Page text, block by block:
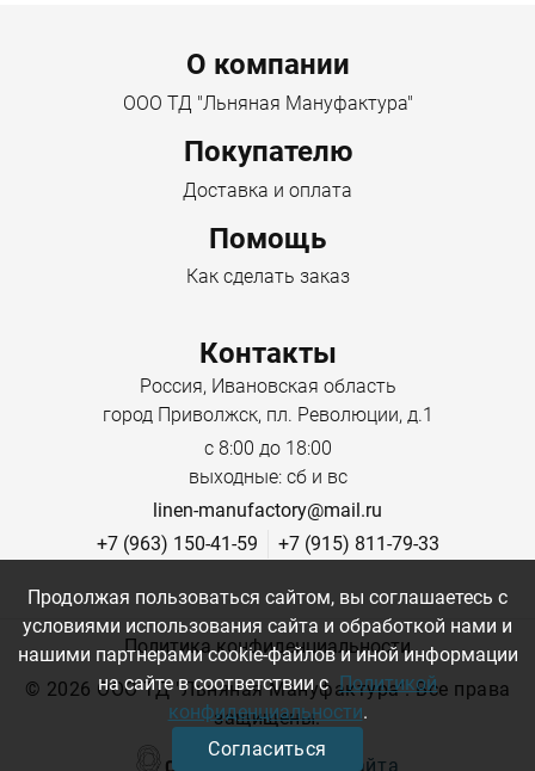
Ширина предмета 150 см
Вес товара с упаковкой (г) 1600 г
Длина упаковки 40 см
Высота упаковки 5 см
Ширина упаковки 30 см
материалов: хлопок отвечает за мягкость, комфорт и
гипоаллергенность, а лён добавляет прочности,
износостойкости и лёгкой фактурной рельефности.
Воздухопроницаемость:отлично пропускает
воздух, подходит для тёплой погоды.
Гигроскопичность:хорошо впитывает влагу и
быстро сохнет.
Прочность:устойчива к износу благодаря
льняным волокнам.
Эстетика:набивной рисунок нанесён стойкими
Menu footerО компании
ООО ТД "Льняная Мануфактура"
Покупателю
Доставка и оплата
Помощь
Как сделать заказ
Контакты
Россия, Ивановская область
город Приволжск, пл. Революции, д.1
с 8:00 до 18:00
выходные: сб и вс
linen-manufactory@mail.ru
+7 (963) 150-41-59
+7 (915) 811-79-33
© 2026 ООО ТД "Льняная Мануфактура". Все права
защищены.
Политика конфиденциальности
Создание сайта
Продолжая пользоваться сайтом, вы соглашаетесь с
условиями использования сайта и обработкой нами и
нашими партнерами cookie-файлов и иной информации
на сайте в соответствии с Политикой
конфиденциальности.
Согласиться